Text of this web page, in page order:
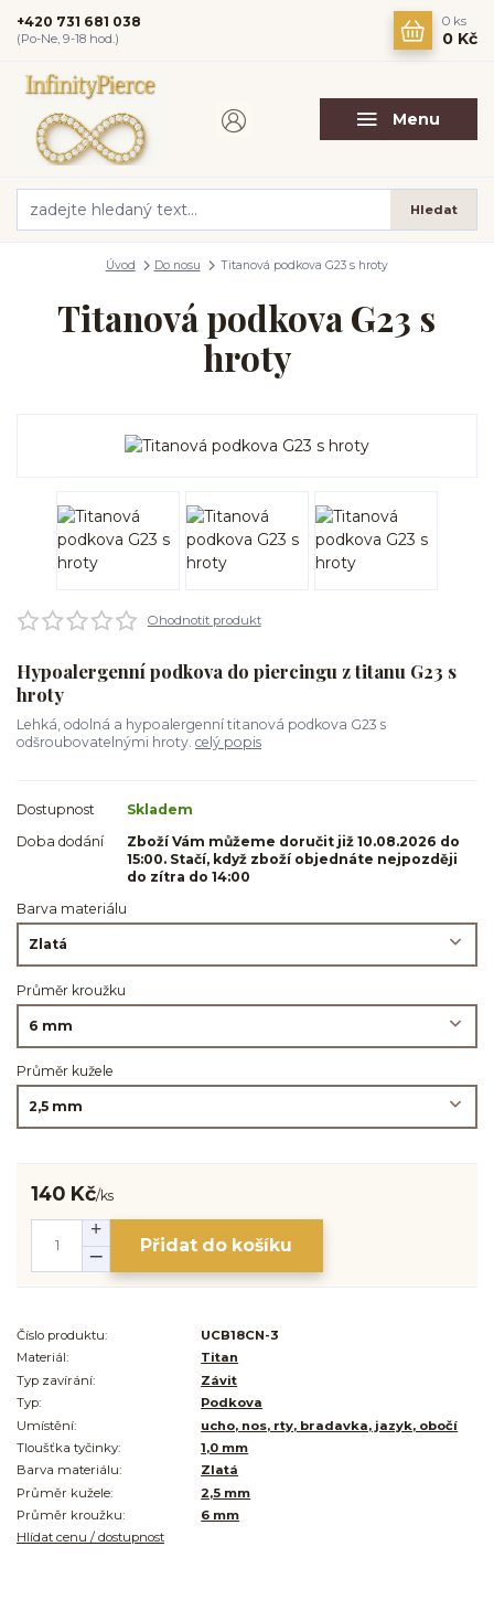
Menu
Hledat
+420 731 681 038
(Po-Ne, 9-18 hod.)
0 ks
0 Kč
Úvod Do nosu Titanová podkova G23 s hroty
Titanová podkova G23 s
hroty
Ohodnotit produkt
Hypoalergenní podkova do piercingu z titanu G23 s
hroty
Lehká, odolná a hypoalergenní titanová podkova G23 s
odšroubovatelnými hroty. celý popis
Dostupnost
Skladem
Doba dodání
Zboží Vám můžeme doručit již 10.08.2026 do
15:00. Stačí, když zboží objednáte nejpozději
do zítra do 14:00
Barva materiálu
Průměr kroužku
Průměr kužele
140 Kč/ks
Přidat do košíku
Číslo produktu:
UCB18CN-3
Materiál:
Titan
Typ zavírání:
Závit
Typ:
Podkova
Umístění:
ucho, nos, rty, bradavka, jazyk, obočí
Tloušťka tyčinky:
1,0 mm
Barva materiálu:
Zlatá
Průměr kužele:
2,5 mm
Průměr kroužku:
6 mm
Hlídat cenu / dostupnost